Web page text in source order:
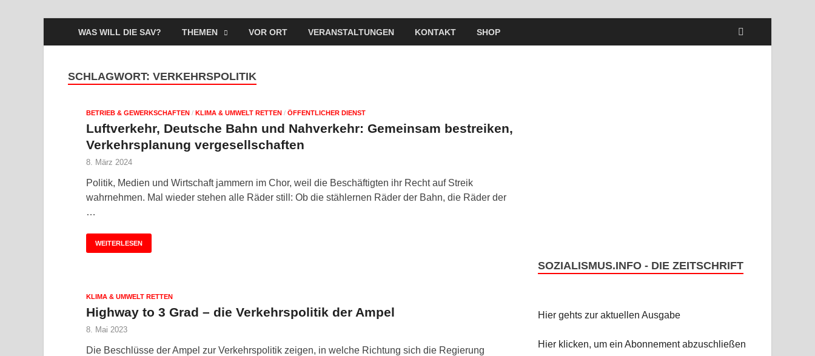
WAS WILL DIE SAV? THEMEN VOR ORT VERANSTALTUNGEN KONTAKT SHOP
SCHLAGWORT: VERKEHRSPOLITIK
BETRIEB & GEWERKSCHAFTEN / KLIMA & UMWELT RETTEN / ÖFFENTLICHER DIENST
Luftverkehr, Deutsche Bahn und Nahverkehr: Gemeinsam bestreiken,
Verkehrsplanung vergesellschaften
8. März 2024
Politik, Medien und Wirtschaft jammern im Chor, weil die Beschäftigten ihr Recht auf Streik
wahrnehmen. Mal wieder stehen alle Räder still: Ob die stählernen Räder der Bahn, die Räder der
…
WEITERLESEN
KLIMA & UMWELT RETTEN
Highway to 3 Grad – die Verkehrspolitik der Ampel
8. Mai 2023
Die Beschlüsse der Ampel zur Verkehrspolitik zeigen, in welche Richtung sich die Regierung
SOZIALISMUS.INFO - DIE ZEITSCHRIFT
Hier gehts zur aktuellen Ausgabe
Hier klicken, um ein Abonnement abzuschließen